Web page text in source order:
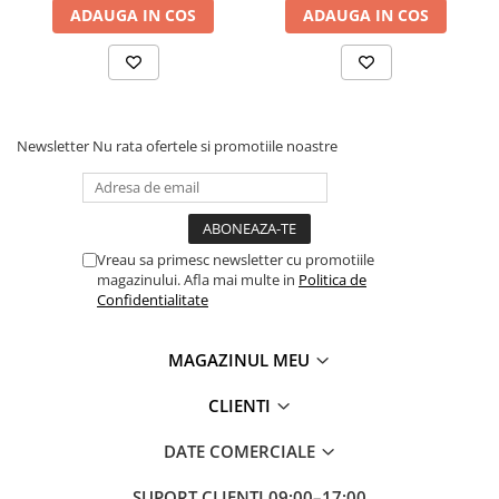
ADAUGA IN COS ADAUGA IN COS
Newsletter Nu rata ofertele si promotiile noastre
Vreau sa primesc newsletter cu promotiile
magazinului. Afla mai multe in Politica de
Confidentialitate
MAGAZINUL MEU
CLIENTI
DATE COMERCIALE